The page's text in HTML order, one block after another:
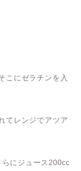
こにゼラチンを入
てレンジでアツア
らにジュース200cc